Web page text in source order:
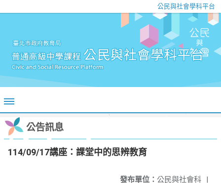
公民與社會學科平台
公告訊息
114/09/17講座：課堂中的思辨教育
發布單位： 公民與社會科 |